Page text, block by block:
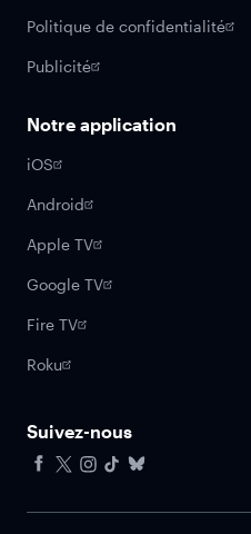
Politique de confidentialité
Publicité
Notre application
iOS
Android
Apple TV
Google TV
Fire TV
Roku
Suivez-nous